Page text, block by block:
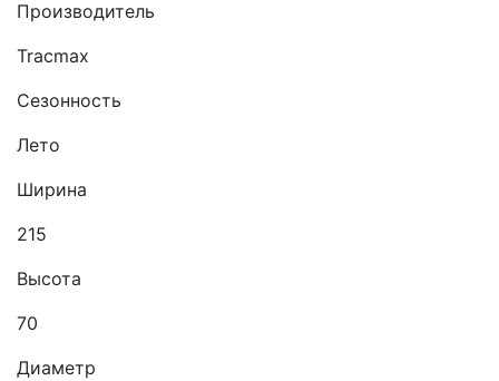
Производитель
Tracmax
Сезонность
Лето
Ширина
215
Высота
70
Диаметр